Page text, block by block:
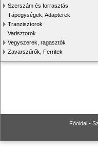
Szerszám és forrasztás
Tápegységek, Adapterek
Tranzisztorok
Varisztorok
Vegyszerek, ragasztók
Zavarszűrők, Ferritek
Főoldal •